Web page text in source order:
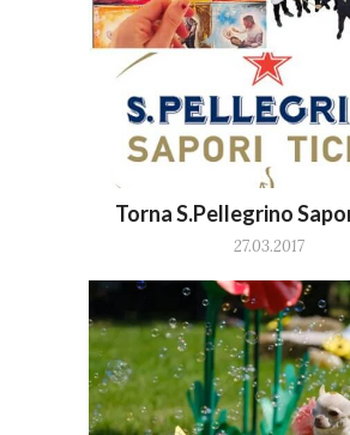
Torna S.Pellegrino
27.03.2017